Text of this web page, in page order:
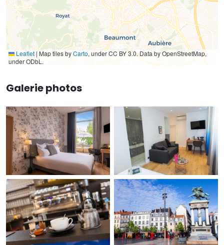
Leaflet | Map tiles byCarto, under CC BY 3.0. Data by OpenStreetMap,
under ODbL.
Galerie photos